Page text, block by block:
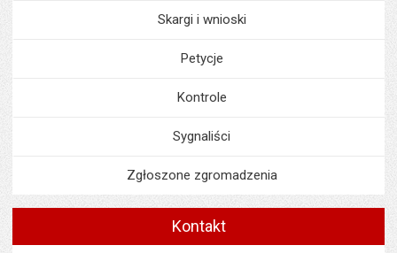
Skargi i wnioski
Petycje
Kontrole
Sygnaliści
Zgłoszone zgromadzenia
Kontakt